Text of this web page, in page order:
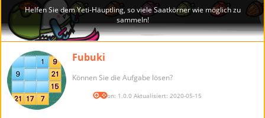
Fubuki
Können Sie die Aufgabe lösen?
Version: 1.0.0 Aktualisiert: 2020-05-15